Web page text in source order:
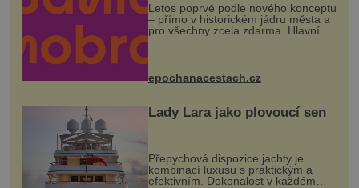
Letos poprvé podle nového konceptu
– přímo v historickém jádru města a
pro všechny zcela zdarma. Hlavní
program se odehraje na Karlově a
mohou těšit na víno, burčák, pes...
epochanacestach.cz
Lady Lara jako plovoucí sen
Přepychová dispozice jachty je
kombinací luxusu s praktickým a
efektivním. Dokonalost v každém